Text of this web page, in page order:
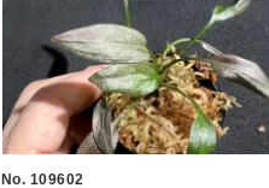
No. 109602